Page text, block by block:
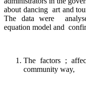
about dancing art and
The data were
equation model and
The factors ;
community way,